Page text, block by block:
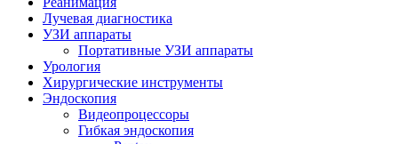
Лучевая диагностика
УЗИ аппараты
Портативные УЗИ аппараты
Урология
Хирургические инструменты
Эндоскопия
Видеопроцессоры
Гибкая эндоскопия